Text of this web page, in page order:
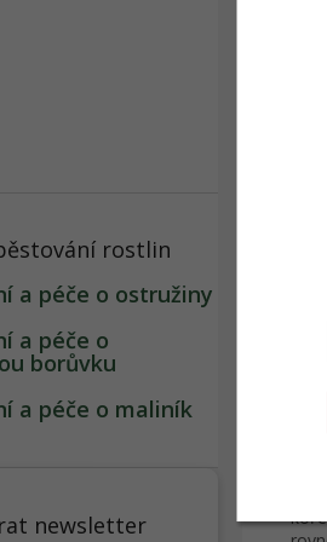
rostlin
a péče o ostružiny
a péče o
borůvku
a péče o maliník
newsletter